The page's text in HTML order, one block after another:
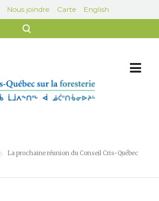
Nous joindre Carte
English
La prochaine réunion du Conseil Cris-Québec